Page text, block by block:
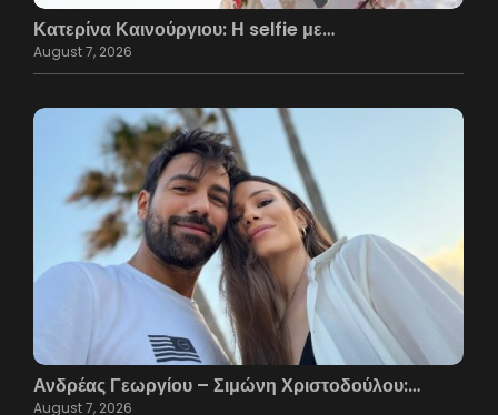
Κατερίνα Καινούργιου: Η selfie με…
August 7, 2026
Ανδρέας Γεωργίου – Σιμώνη Χριστοδούλου:…
August 7, 2026